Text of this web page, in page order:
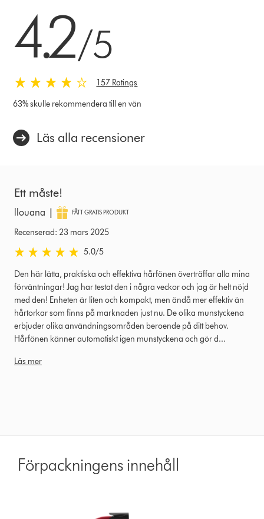
4.2/5
157 Ratings
63% skulle rekommendera till en vän
Läs alla recensioner
Ett måste!
llouana | FÅTT GRATIS PRODUKT
Recenserad: 23 mars 2025
5.0 stjärnor av 5 från Recenserad: 23 mars 2025 Ratings
5.0/5
Den här lätta, praktiska och effektiva hårfönen överträffar alla mina
förväntningar! Jag har testat den i några veckor och jag är helt nöjd
med den! Enheten är liten och kompakt, men ändå mer effektiv än
hårtorkar som finns på marknaden just nu. De olika munstyckena
erbjuder olika användningsområden beroende på ditt behov.
Hårfönen känner automatiskt igen munstyckena och gör d...
Läs mer
Förpackningens innehåll